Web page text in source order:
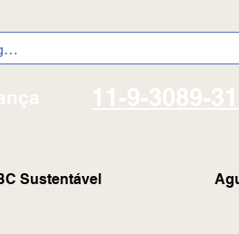
11-9-3089-
Sustentável